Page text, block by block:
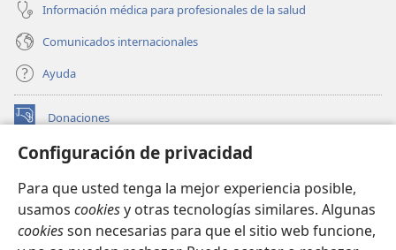
Configuración de privacidad
Para que usted tenga la mejor experiencia posible,
usamos cookiesy otras tecnologías similares. Algunas
cookiesson necesarias para que el sitio web funcione,
Información médica para profesionales de la salud
Comunicados internacionales
Ayuda
Donaciones
(abre
nueva BIBLIOTECA EN LÍNEA Watchtower™
una
nueva
ventana)
JW Hub
(abre
una
JW Library